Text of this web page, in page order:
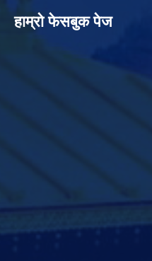
हाम्रो फेसबुक पेज